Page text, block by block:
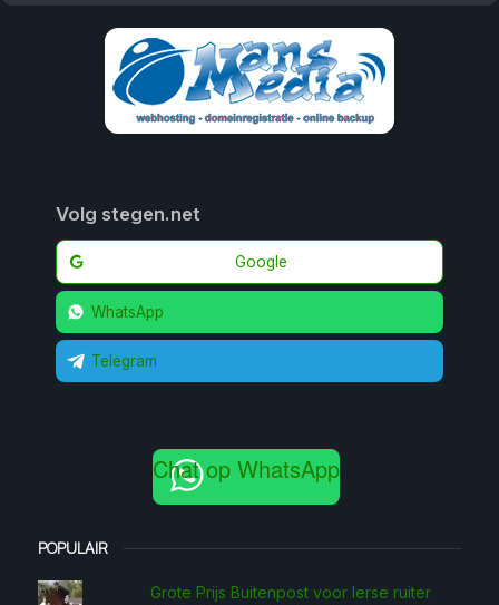
Volg stegen.net
Google
WhatsApp
Telegram
Chat op WhatsApp
POPULAIR
Grote Prijs Buitenpost voor Ierse ruiter